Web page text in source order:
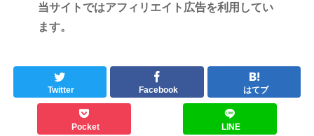
当サイトではアフィリエイト広告を利用してい
ます。
Twitter Facebook はてブ
Pocket LINE